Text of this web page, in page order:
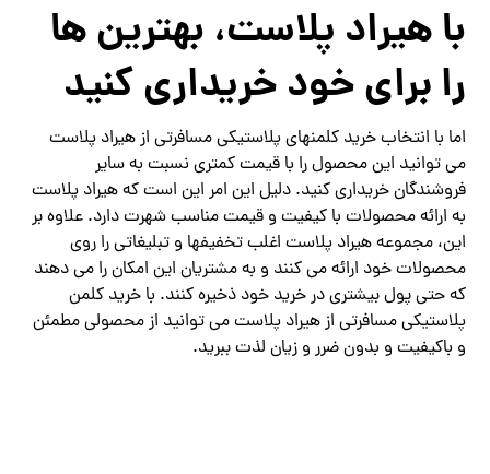
با هیراد پلاست، بهترین ها
را برای خود خریداری کنید
اما با انتخاب خرید کلمنهای پلاستیکی مسافرتی از هیراد پلاست
می توانید این محصول را با قیمت کمتری نسبت به سایر
فروشندگان خریداری کنید. دلیل این امر این است که هیراد پلاست
به ارائه محصولات با کیفیت و قیمت مناسب شهرت دارد. علاوه بر
این، مجموعه هیراد پلاست اغلب تخفیفها و تبلیغاتی را روی
محصولات خود ارائه می‌ کنند و به مشتریان این امکان را می‌ دهند
که حتی پول بیشتری در خرید خود ذخیره کنند. با خرید کلمن
پلاستیکی مسافرتی از هیراد پلاست می توانید از محصولی مطمئن
و باکیفیت و بدون ضرر و زیان لذت ببرید.